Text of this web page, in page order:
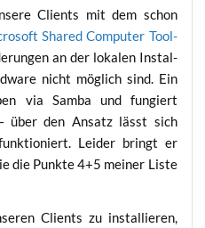
Cli­ents mit dem schon
Shared Com­pu­ter Tool­
an der loka­len Instal­
nicht mög­lich sind. Ein
via Sam­ba und fun­giert
über den Ansatz lässt sich
Lei­der bringt er
die Punk­te 4+5 mei­ner Lis­te
Cli­ents zu instal­lie­ren,